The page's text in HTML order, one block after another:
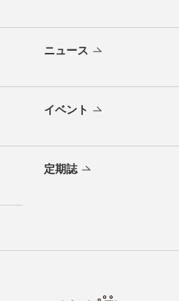
ニュース
イベント
定期誌